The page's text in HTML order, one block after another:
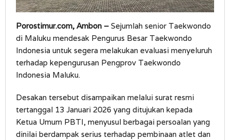
Porostimur.com, Ambon – Sejumlah senior Taekwondo
di Maluku mendesak Pengurus Besar Taekwondo
Indonesia untuk segera melakukan evaluasi menyeluruh
terhadap kepengurusan Pengprov Taekwondo
Indonesia Maluku.
Desakan tersebut disampaikan melalui surat resmi
tertanggal 13 Januari 2026 yang ditujukan kepada
Ketua Umum PBTI, menyusul berbagai persoalan yang
dinilai berdampak serius terhadap pembinaan atlet dan